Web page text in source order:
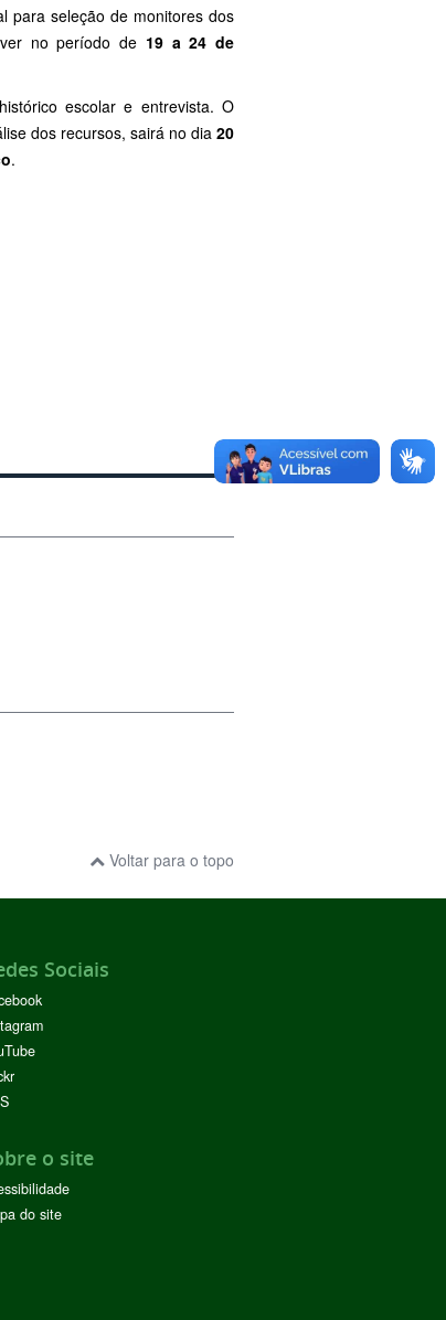
para seleção de monitores dos
no período de 19 a 24 de
escolar e entrevista. O
dos recursos, sairá no dia 20
.
Voltar para o topo
Sociais
o site
do site